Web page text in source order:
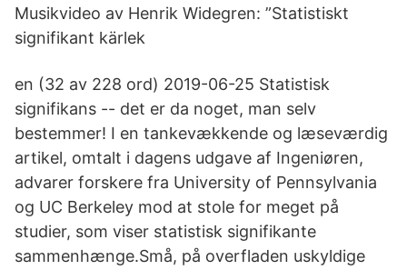
Musikvideo av Henrik Widegren: ”Statistiskt
signifikant kärlek
en (32 av 228 ord) 2019-06-25 Statistisk
signifikans -- det er da noget, man selv
bestemmer! I en tankevækkende og læseværdig
artikel, omtalt i dagens udgave af Ingeniøren,
advarer forskere fra University of Pennsylvania
og UC Berkeley mod at stole for meget på
studier, som viser statistisk signifikante
sammenhænge.Små, på overfladen uskyldige